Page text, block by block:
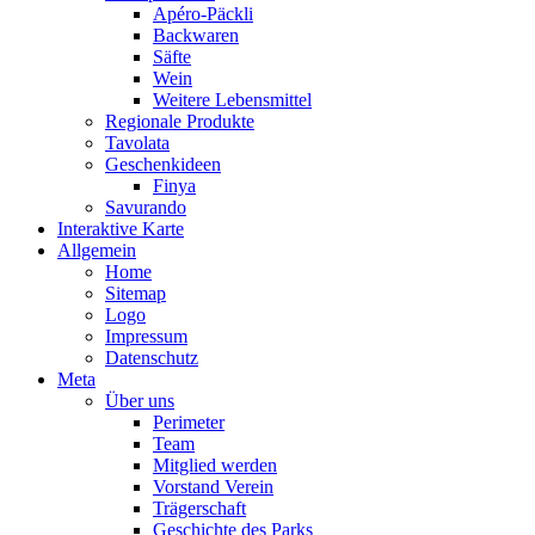
Apéro-Päckli
Backwaren
Säfte
Wein
Weitere Lebensmittel
Regionale Produkte
Tavolata
Geschenkideen
Finya
Savurando
Interaktive Karte
Allgemein
Home
Sitemap
Logo
Impressum
Datenschutz
Meta
Über uns
Perimeter
Team
Mitglied werden
Vorstand Verein
Trägerschaft
Geschichte des Parks